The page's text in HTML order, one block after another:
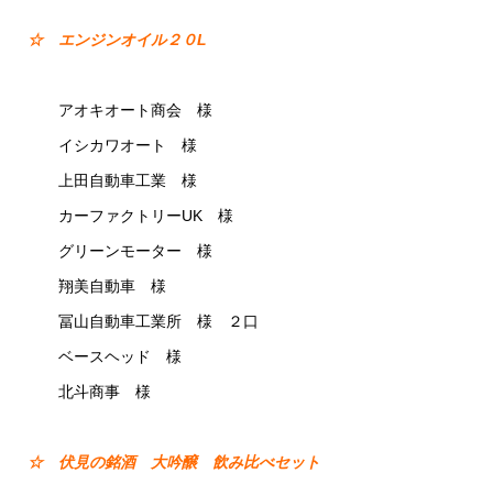
☆ エンジンオイル２０L
アオキオート商会 様
イシカワオート 様
上田自動車工業 様
カーファクトリーUK 様
グリーンモーター 様
翔美自動車 様
冨山自動車工業所 様 ２口
ベースヘッド 様
北斗商事 様
☆ 伏見の銘酒 大吟醸 飲み比べセット